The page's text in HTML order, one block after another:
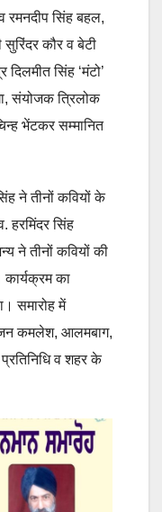
रमनदीप सिंह बहल,
कौर व बेटी
दिलमीत सिंह ‘मंटो’
संयोजक त्रिलोक
भेंटकर सम्मानित
ने तीनों कवियों के
हरमिंदर सिंह
ने तीनों कवियों की
का
समारोह में
कमलेश, आलमबाग,
व शहर के